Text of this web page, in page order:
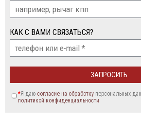
КАК С ВАМИ СВЯЗАТЬСЯ?
*Я даю согласие на обработкуперсональных
политикой конфиденциальности